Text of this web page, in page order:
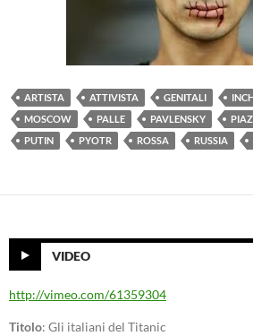
ARTISTA ATTIVISTA GENITALI
MOSCOW
PALLE PAVLENSKY
PUTIN
PYOTR ROSSA RUSSIA
VIDEO
http://vimeo.com/61359304
Titolo: Gli italiani del Titanic